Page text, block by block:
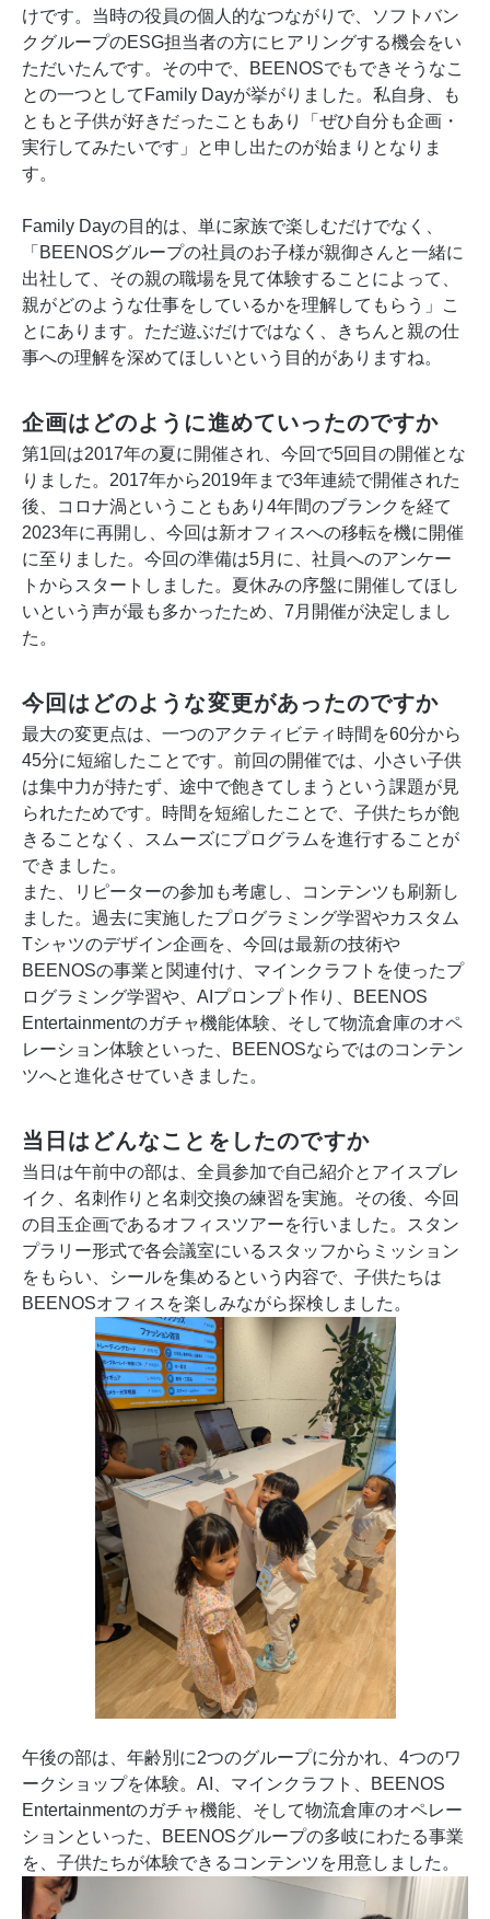
けです。当時の役員の個人的なつながりで、ソフトバン
クグループのESG担当者の方にヒアリングする機会をい
ただいたんです。その中で、BEENOSでもできそうなこ
との一つとしてFamily Dayが挙がりました。私自身、も
ともと子供が好きだったこともあり「ぜひ自分も企画・
実行してみたいです」と申し出たのが始まりとなりま
す。
Family Dayの目的は、単に家族で楽しむだけでなく、
「BEENOSグループの社員のお子様が親御さんと一緒に
出社して、その親の職場を見て体験することによって、
親がどのような仕事をしているかを理解してもらう」こ
とにあります。ただ遊ぶだけではなく、きちんと親の仕
事への理解を深めてほしいという目的がありますね。
企画はどのように進めていったのですか
第1回は2017年の夏に開催され、今回で5回目の開催とな
りました。2017年から2019年まで3年連続で開催された
後、コロナ渦ということもあり4年間のブランクを経て
2023年に再開し、今回は新オフィスへの移転を機に開催
に至りました。今回の準備は5月に、社員へのアンケー
トからスタートしました。夏休みの序盤に開催してほし
いという声が最も多かったため、7月開催が決定しまし
た。
今回はどのような変更があったのですか
最大の変更点は、一つのアクティビティ時間を60分から
45分に短縮したことです。前回の開催では、小さい子供
は集中力が持たず、途中で飽きてしまうという課題が見
られたためです。時間を短縮したことで、子供たちが飽
きることなく、スムーズにプログラムを進行することが
できました。
また、リピーターの参加も考慮し、コンテンツも刷新し
ました。過去に実施したプログラミング学習やカスタム
Tシャツのデザイン企画を、今回は最新の技術や
BEENOSの事業と関連付け、マインクラフトを使ったプ
ログラミング学習や、AIプロンプト作り、BEENOS
Entertainmentのガチャ機能体験、そして物流倉庫のオペ
レーション体験といった、BEENOSならではのコンテン
ツへと進化させていきました。
当日はどんなことをしたのですか
当日は午前中の部は、全員参加で自己紹介とアイスブレ
イク、名刺作りと名刺交換の練習を実施。その後、今回
の目玉企画であるオフィスツアーを行いました。スタン
プラリー形式で各会議室にいるスタッフからミッション
をもらい、シールを集めるという内容で、子供たちは
BEENOSオフィスを楽しみながら探検しました。
午後の部は、年齢別に2つのグループに分かれ、4つのワ
ークショップを体験。AI、マインクラフト、BEENOS
Entertainmentのガチャ機能、そして物流倉庫のオペレー
ションといった、BEENOSグループの多岐にわたる事業
を、子供たちが体験できるコンテンツを用意しました。